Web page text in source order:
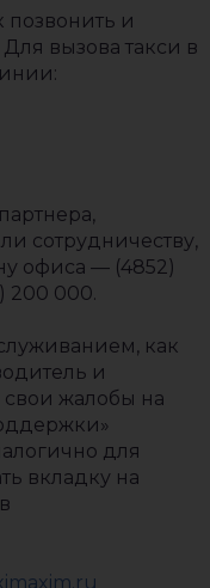
позвонить и
вызова такси в
сотрудничеству,
офиса — (4852)
200 000.
как
и
жалобы на
для
вкладку на